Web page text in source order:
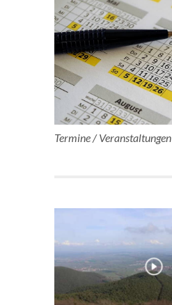
Termine / Veranstaltungen